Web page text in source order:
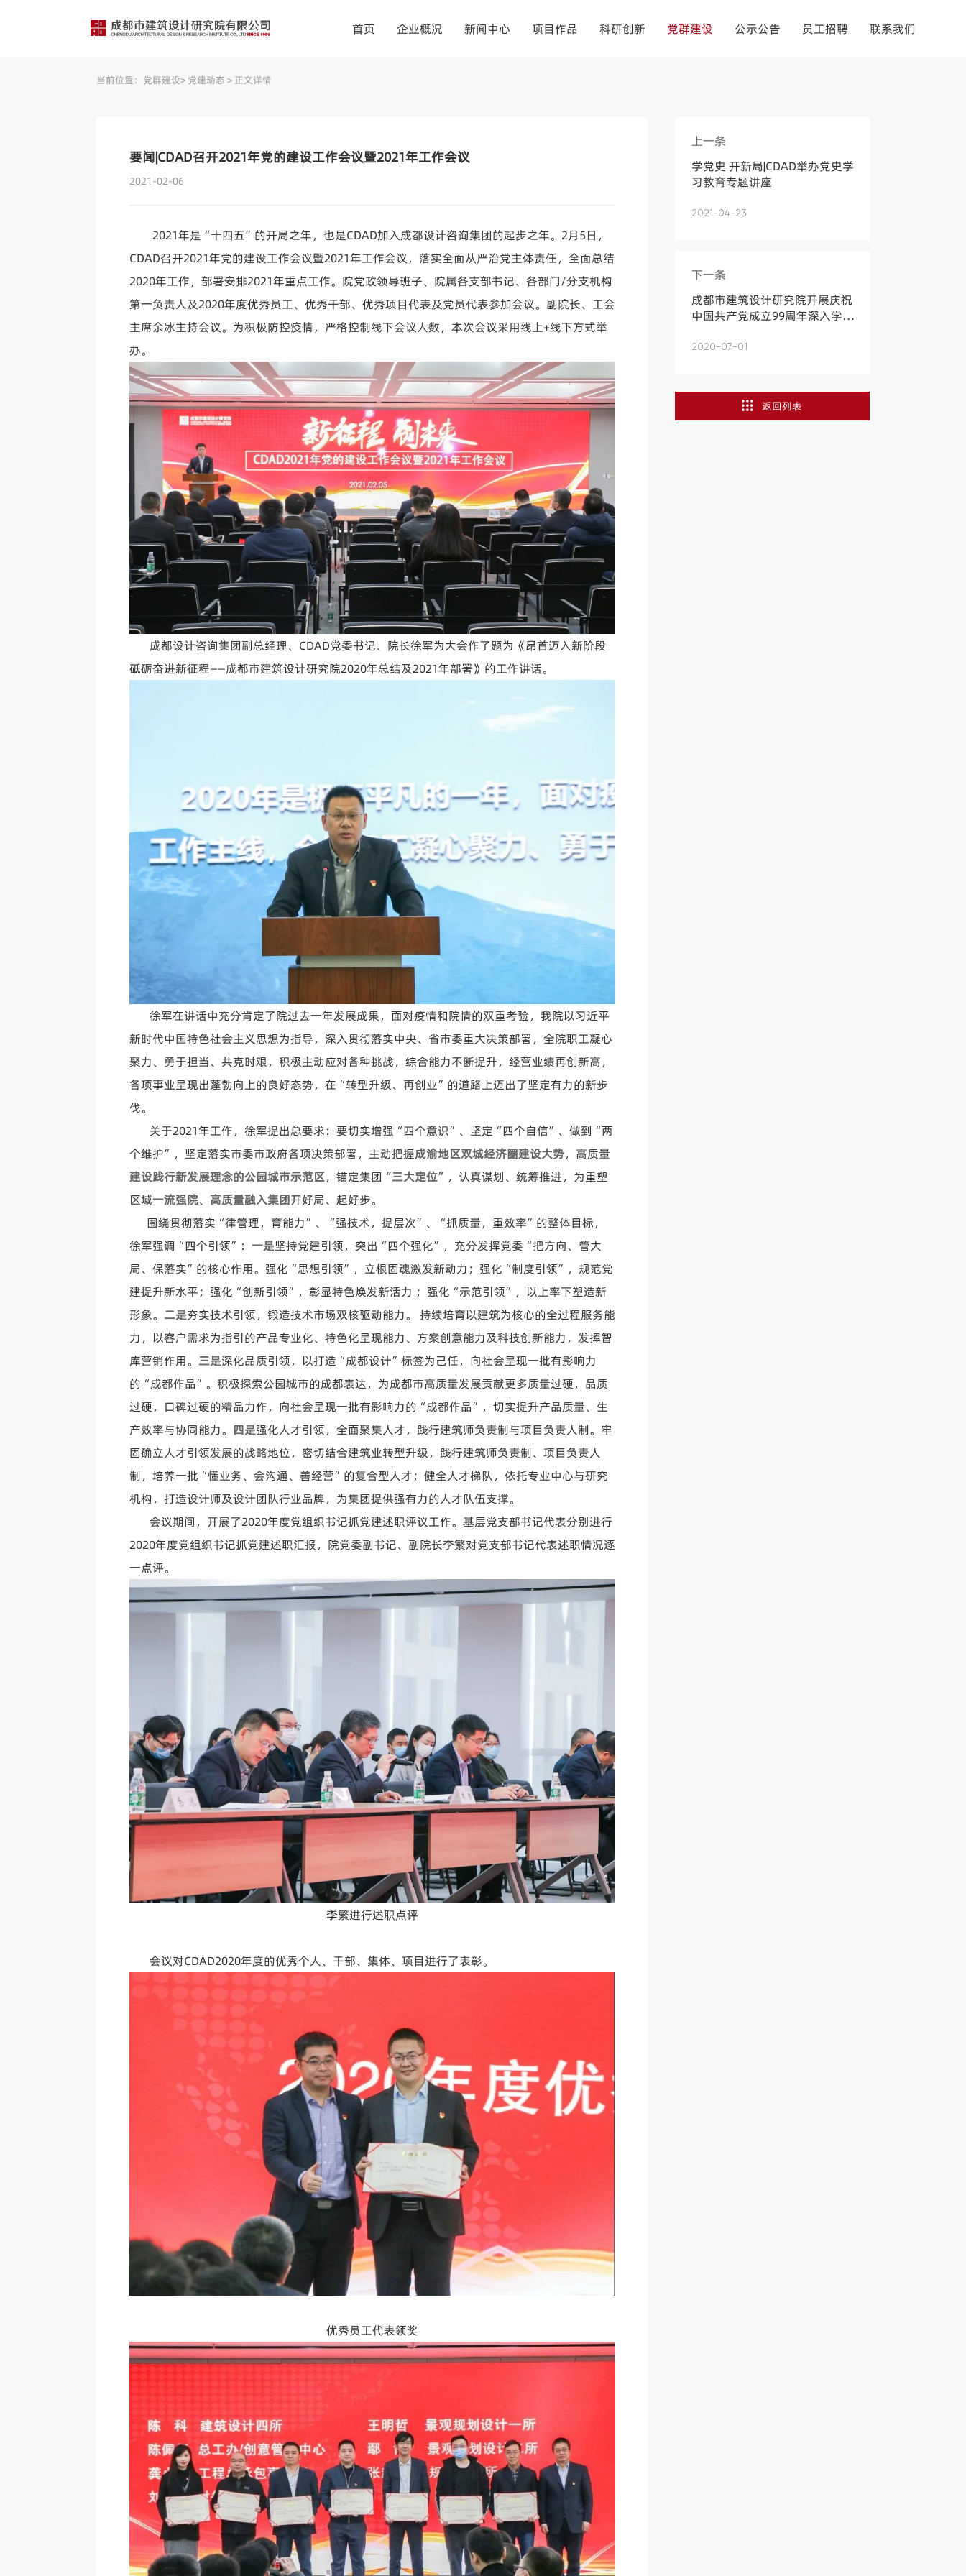
首页 企业概况 新闻中心 项目作品 科研创新 党群建设 公示公告 员工招聘 联系我们
当前位置： 党群建设> 党建动态 > 正文详情
要闻|CDAD召开2021年党的建设工作会议暨2021年工作会议
2021-02-06
2021年是“十四五”的开局之年，也是CDAD加入成都设计咨询集团的起步之年。2月5日，
CDAD召开2021年党的建设工作会议暨2021年工作会议，落实全面从严治党主体责任，全面总结
2020年工作，部署安排2021年重点工作。院党政领导班子、院属各支部书记、各部门/分支机构
第一负责人及2020年度优秀员工、优秀干部、优秀项目代表及党员代表参加会议。 副院长、工会
主席余冰主持会议。 为积极防控疫情，严格控制线下会议人数，本次会议采用线上+线下方式举
办。
成都设计咨询集团副总经理、CDAD党委书记、院长徐军为大会作了题为《昂首迈入新阶段
砥砺奋进新征程——成都市建筑设计研究院2020年总结及2021年部署》的工作讲话。
徐军在讲话中充分肯定了院过去一年发展成果，面对疫情和院情的双重考验，我院以习近平
新时代中国特色社会主义思想为指导，深入贯彻落实中央、省市委重大决策部署，全院职工凝心
聚力、勇于担当、共克时艰，积极主动应对各种挑战，综合能力不断提升，经营业绩再创新高，
各项事业呈现出蓬勃向上的良好态势，在“转型升级、再创业”的道路上迈出了坚定有力的新步
伐。
关于2021年工作，徐军提出总要求：要切实增强“四个意识”、坚定“四个自信”、做到“两
个维护”，坚定落实市委市政府各项决策部署，主动把握成渝地区双城经济圈建设大势，高质量
建设践行新发展理念的公园城市示范区，锚定集团 “三大定位” ，认真谋划、统筹推进，为重塑
区域一流强院、 高质量融入集团开好局、起好步。
围绕贯彻落实“律管理，育能力”、“强技术，提层次”、“抓质量，重效率”的整体目标，
徐军强调“四个引领”： 一是坚持党建引领，突出“四个强化”，充分发挥党委“把方向、管大
局、保落实”的核心作用。强化“思想引领”，立根固魂激发新动力；强化“制度引领”，规范党
建提升新水平；强化“创新引领”，彰显特色焕发新活力 ；强化“示范引领”，以上率下塑造新
形象。 二是夯实技术引领，锻造技术市场双核驱动能力。 持续培育以建筑为核心的全过程服务能
力，以客户需求为指引的产品专业化、特色化呈现能力、方案创意能力及科技创新能力，发挥智
库营销作用。 三是深化品质引领，以打造“成都设计”标签为己任，向社会呈现一批有影响力
的“成都作品”。积极探索公园城市的成都表达，为成都市高质量发展贡献更多质量过硬，品质
过硬，口碑过硬的精品力作，向社会呈现一批有影响力的“成都作品”，切实提升产品质量、生
产效率与协同能力。 四是强化人才引领，全面聚集人才，践行建筑师负责制与项目负责人制。牢
固确立人才引领发展的战略地位，密切结合建筑业转型升级，践行建筑师负责制、项目负责人
制，培养一批“懂业务、会沟通、善经营”的复合型人才；健全人才梯队，依托专业中心与研究
机构，打造设计师及设计团队行业品牌，为集团提供强有力的人才队伍支撑。
会议期间，开展了2020年度党组织书记抓党建述职评议工作。基层党支部书记代表分别进行
2020年度党组织书记抓党建述职汇报，院党委副书记、副院长李繁对党支部书记代表述职情况逐
一点评。
李繁进行述职点评
会议对CDAD2020年度的优秀个人、干部、集体、项目进行了表彰。
优秀员工代表领奖
上一条
学党史 开新局|CDAD举办党史学
习教育专题讲座
2021-04-23
下一条
成都市建筑设计研究院开展庆祝
中国共产党成立99周年深入学习
2020-07-01
返回列表